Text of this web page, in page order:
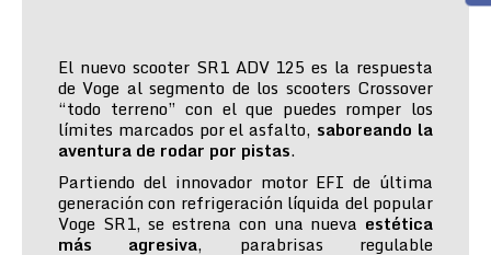
El nuevo scooter SR1 ADV 125 es la respuesta
de Voge al segmento de los scooters Crossover
“todo terreno” con el que puedes romper los
límites marcados por el asfalto, saboreando la
aventura de rodar por pistas.
Partiendo del innovador motor EFI de última
generación con refrigeración líquida del popular
Voge SR1, se estrena con una nueva estética
más agresiva, parabrisas regulable